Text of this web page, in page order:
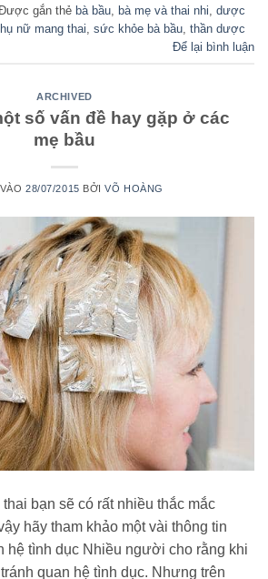
gắn thẻ bà bầu bà mẹ và thai nhi dược
nữ mang thai sức khỏe bà bầu thần dược
Để lại bình luận
ARCHIVED
số vấn đề hay gặp ở các
mẹ bầu
28/07/2015 BỞIVÕ HOÀNG
bạn sẽ có rất nhiều thắc mắc
hãy tham khảo một vài thông tin
hệ tình dục Nhiều người cho rằng khi
quan hệ tình dục. Nhưng trên